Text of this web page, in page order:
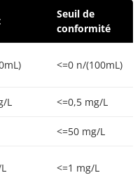
Seuil de
conformité
<=0 n/(100mL)
L <=0,5 mg/L
<=50 mg/L
<=1 mg/L